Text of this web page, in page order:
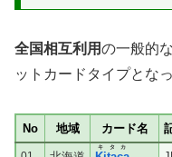
全国相互利用の一般的
ットカードタイプとな
No 地域 カード名
キタカ